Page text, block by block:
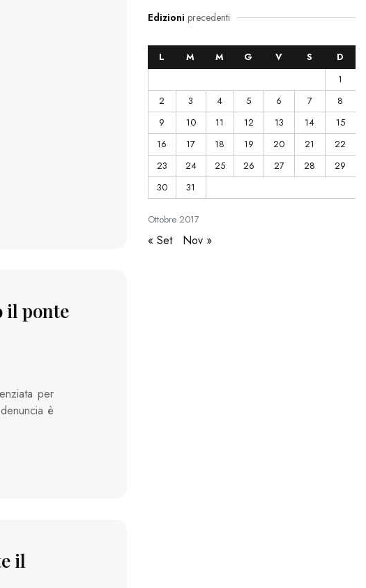
il ponte
per
è
il
Edizioni precedenti
Ottobre2017
L M M G V S
D
1
2
3 4 5 6 7
8
9
10 11 12 13 14
15
16
17 18 19 20 21
22
23
24 25 26 27 28
29
30
31
« Set Nov »